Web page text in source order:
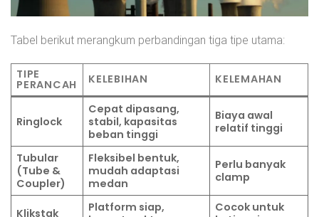
Tabel berikut merangkum perbandingan tiga tipe utama:
TIPE
PERANCAH KELEBIHAN KELEMAHAN
Ringlock
Cepat dipasang,
stabil, kapasitas
beban tinggi
Biaya awal
relatif tinggi
Tubular
(Tube &
Coupler)
Fleksibel bentuk,
mudah adaptasi
medan
Perlu banyak
clamp
Klikstak
Platform siap,
Cocok untuk